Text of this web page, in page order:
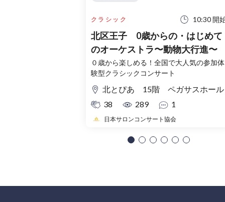
クラシック 10:30 開
北区王子 0歳からの・はじめて
のオーケストラ〜動物大行進〜
０歳から楽しめる！全国で大人気の参加体
験型クラシックコンサート
北とぴあ 15階 ペガサスホール
38
289 1
日本サロンコンサート協会